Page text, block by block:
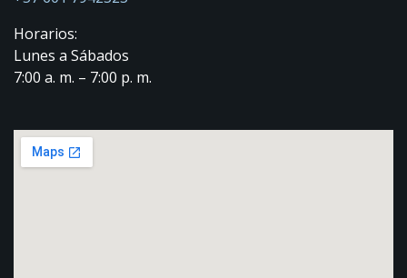
Horarios:
Lunes a Sábados
7:00 a. m. – 7:00 p. m.